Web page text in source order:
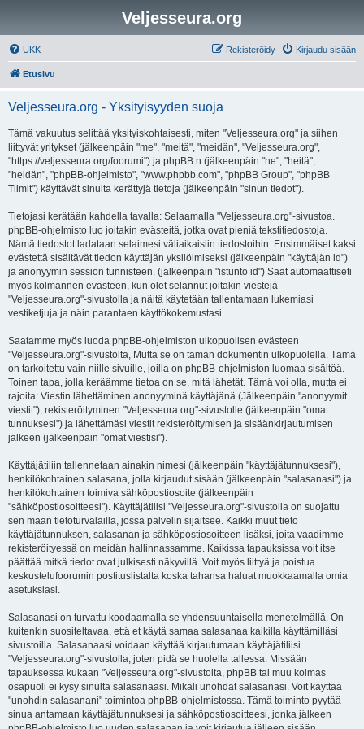
Veljesseura.org
UKK Kirjaudu sisään
Rekisteröidy
Etusivu
Veljesseura.org - Yksityisyyden suoja
Tämä vakuutus selittää yksityiskohtaisesti, miten "Veljesseura.org" ja siihen
liittyvät yritykset (jälkeenpäin "me", "meitä", "meidän", "Veljesseura.org",
"https://veljesseura.org/foorumi") ja phpBB:n (jälkeenpäin "he", "heitä",
"heidän", "phpBB-ohjelmisto", "www.phpbb.com", "phpBB Group", "phpBB
Tiimit") käyttävät sinulta kerättyjä tietoja (jälkeenpäin "sinun tiedot").
Tietojasi kerätään kahdella tavalla: Selaamalla "Veljesseura.org"-sivustoa.
phpBB-ohjelmisto luo joitakin evästeitä, jotka ovat pieniä tekstitiedostoja.
Nämä tiedostot ladataan selaimesi väliaikaisiin tiedostoihin. Ensimmäiset kaksi
evästettä sisältävät tiedon käyttäjän yksilöimiseksi (jälkeenpäin "käyttäjän id")
ja anonyymin session tunnisteen. (jälkeenpäin "istunto id") Saat automaattiseti
myös kolmannen evästeen, kun olet selannut joitakin viestejä
"Veljesseura.org"-sivustolla ja näitä käytetään tallentamaan lukemiasi
vestiketjuja ja näin parantaen käyttökokemustasi.
Saatamme myös luoda phpBB-ohjelmiston ulkopuolisen evästeen
"Veljesseura.org"-sivustolta, Mutta se on tämän dokumentin ulkopuolella. Tämä
on tarkoitettu vain niille sivuille, joilla on phpBB-ohjelmiston luomaa sisältöä.
Toinen tapa, jolla keräämme tietoa on se, mitä lähetät. Tämä voi olla, mutta ei
rajoita: Viestin lähettäminen anonyyminä käyttäjänä (Jälkeenpäin "anonyymit
viestit"), rekisteröityminen "Veljesseura.org"-sivustolle (jälkeenpäin "omat
tunnuksesi") ja lähettämäsi viestit rekisteröitymisen ja sisäänkirjautumisen
jälkeen (jälkeenpäin "omat viestisi").
Käyttäjätiliin tallennetaan ainakin nimesi (jälkeenpäin "käyttäjätunnuksesi"),
henkilökohtainen salasana, jolla kirjaudut sisään (jälkeenpäin "salasanasi") ja
henkilökohtainen toimiva sähköpostiosoite (jälkeenpäin
"sähköpostiosoitteesi"). Käyttäjätilisi "Veljesseura.org"-sivustolla on suojattu
sen maan tietoturvalailla, jossa palvelin sijaitsee. Kaikki muut tieto
käyttäjätunnuksen, salasanan ja sähköpostiosoitteen lisäksi, joita vaadimme
rekisteröityessä on meidän hallinnassamme. Kaikissa tapauksissa voit itse
päättää mitkä tiedot ovat julkisesti näkyvillä. Voit myös liittyä ja poistua
keskustelufoorumin postituslistalta koska tahansa haluat muokkaamalla omia
asetuksiasi.
Salasanasi on turvattu koodaamalla se yhdensuuntaisella menetelmällä. On
kuitenkin suositeltavaa, että et käytä samaa salasanaa kaikilla käyttämilläsi
sivustoilla. Salasanaasi voidaan käyttää kirjautumaan käyttäjätiliisi
"Veljesseura.org"-sivustolla, joten pidä se huolella tallessa. Missään
tapauksessa kukaan "Veljesseura.org"-sivustolta, phpBB tai muu kolmas
osapuoli ei kysy sinulta salasanaasi. Mikäli unohdat salasanasi. Voit käyttää
"unohdin salasanani" toimintoa phpBB-ohjelmistossa. Tämä toiminto pyytää
sinua antamaan käyttäjätunnuksesi ja sähköpostiosoitteesi, jonka jälkeen